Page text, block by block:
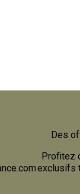
Des
Profitez
exclusifs